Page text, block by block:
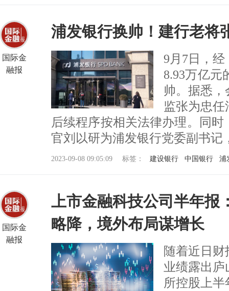
国际金
融报
浦发银行换帅！建行老将
9月7日，
8.93万亿元
帅。据悉
监张为忠
后续程序按相关法律办理。同
官刘以研为浦发银行党委副书记
2023-09-08 09:05:09 标签： 建设银行 中国银行 浦
国际金
融报
上市金融科技公司半年报
略降，境外布局谋增长
随着近日
业绩露出
所控股上